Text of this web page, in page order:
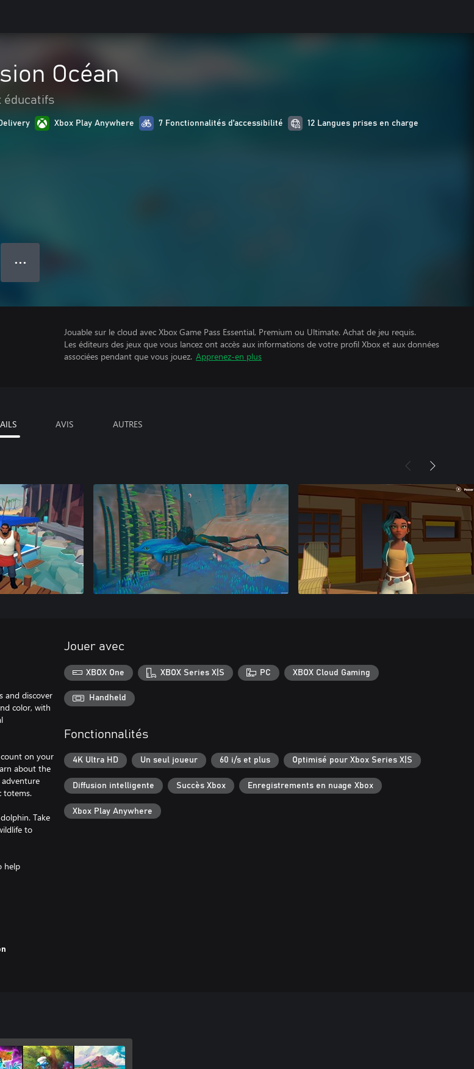
Océan
éducatifs
Xbox Play Anywhere 7 Fonctionnalités d’accessibilité 12 Langues prises en charge
● ● ●
Jouable sur le cloud avec Xbox Game Pass Essential, Premium ou Ultimate. Achat de jeu requis.
Les éditeurs des jeux que vous lancez ont accès aux informations de votre profil Xbox et aux données
associées pendant que vous jouez. Apprenez-en plus
AVIS AUTRES
and discover
color, with
on your
about the
totems.
Take
to
help
Jouer avec
XBOX One XBOX Series X|S PC XBOX Cloud Gaming
Handheld
Fonctionnalités
4K Ultra HD Un seul joueur 60 i/s et plus Optimisé pour Xbox Series X|S
Diffusion intelligente Succès Xbox Enregistrements en nuage Xbox
Xbox Play Anywhere